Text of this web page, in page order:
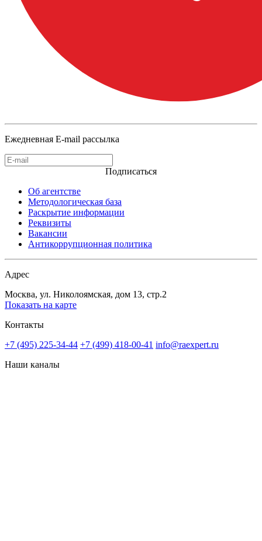
Ежедневная E-mail рассылка
Подписаться
Об агентстве
Методологическая база
Раскрытие информации
Реквизиты
Вакансии
Антикоррупционная политика
Адрес
Москва, ул. Николоямская, дом 13, стр.2
Показать на карте
Контакты
+7 (495) 225-34-44 +7 (499) 418-00-41 info@raexpert.ru
Наши каналы